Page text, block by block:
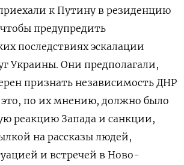
к Путину в резиденцию
предупредить
последствиях эскалации
Украины. Они предполагали,
признать независимость ДНР
по их мнению, должно было
реакцию Запада и санкции,
на рассказы людей,
и встречей в Ново-